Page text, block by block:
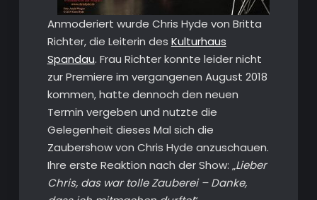
Anmoderiert wurde Chris Hyde von Britta
Richter, die Leiterin des Kulturhaus
Spandau. Frau Richter konnte leider nicht
zur Premiere im vergangenen August 2018
kommen, hatte dennoch den neuen
Termin vergeben und nutzte die
Gelegenheit dieses Mal sich die
Zaubershow von Chris Hyde anzuschauen.
Ihre erste Reaktion nach der Show: „Lieber
Chris, das war tolle Zauberei – Danke,